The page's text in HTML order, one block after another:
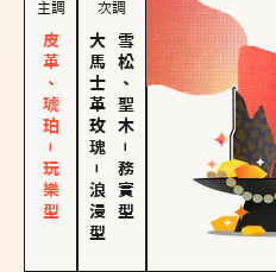
主調
皮革、琥珀－玩樂型
次調
大馬士革玫瑰
－
浪漫型
雪松、聖木
－
務實型